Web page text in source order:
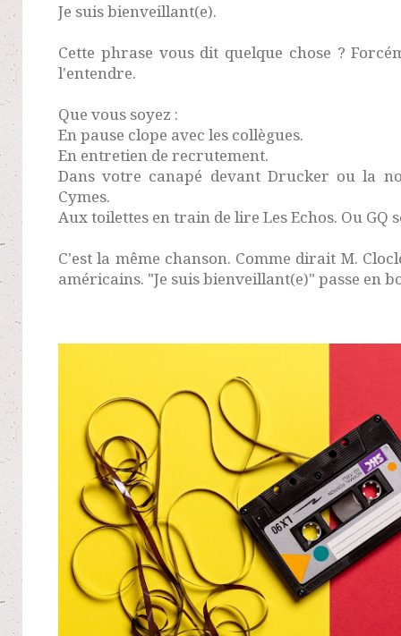
Je suis bienveillant(e).
Cette phrase vous dit quelque chose ?
l'entendre.
Que vous soyez :
En pause clope avec les collègues.
En entretien de recrutement.
Dans votre canapé devant Drucker ou la
Cymes.
Aux toilettes en train de lire Les Echos. Ou GQ
C'est la même chanson. Comme dirait M.
américains. "Je suis bienveillant(e)" passe en